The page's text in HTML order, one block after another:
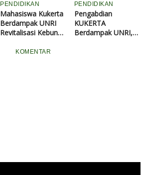
PENDIDIKAN
Mahasiswa Kukerta
Berdampak UNRI
Revitalisasi Kebun
Besar Timur,
PENDIDIKAN
Pengabdian
KUKERTA
Berdampak UNRI,
KOMENTAR